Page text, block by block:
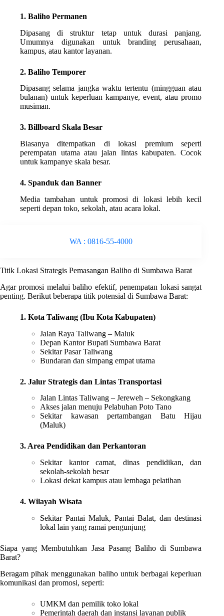
1. Baliho Permanen
Dipasang di struktur tetap untuk durasi panjang.
Umumnya digunakan untuk branding perusahaan,
kampus, atau kantor layanan.
2. Baliho Temporer
Dipasang selama jangka waktu tertentu (mingguan atau
bulanan) untuk keperluan kampanye, event, atau promo
musiman.
3. Billboard Skala Besar
Biasanya ditempatkan di lokasi premium seperti
perempatan utama atau jalan lintas kabupaten. Cocok
untuk kampanye skala besar.
4. Spanduk dan Banner
Media tambahan untuk promosi di lokasi lebih kecil
seperti depan toko, sekolah, atau acara lokal.
WA : 0816-55-4000
Titik Lokasi Strategis Pemasangan Baliho di Sumbawa Barat
Agar promosi melalui baliho efektif, penempatan lokasi sangat
penting. Berikut beberapa titik potensial di Sumbawa Barat:
1. Kota Taliwang (Ibu Kota Kabupaten)
Jalan Raya Taliwang – Maluk
Depan Kantor Bupati Sumbawa Barat
Sekitar Pasar Taliwang
Bundaran dan simpang empat utama
2. Jalur Strategis dan Lintas Transportasi
Jalan Lintas Taliwang – Jereweh – Sekongkang
Akses jalan menuju Pelabuhan Poto Tano
Sekitar kawasan pertambangan Batu Hijau
(Maluk)
3. Area Pendidikan dan Perkantoran
Sekitar kantor camat, dinas pendidikan, dan
sekolah-sekolah besar
Lokasi dekat kampus atau lembaga pelatihan
4. Wilayah Wisata
Sekitar Pantai Maluk, Pantai Balat, dan destinasi
lokal lain yang ramai pengunjung
Siapa yang Membutuhkan Jasa Pasang Baliho di Sumbawa
Barat?
Beragam pihak menggunakan baliho untuk berbagai keperluan
komunikasi dan promosi, seperti:
UMKM dan pemilik toko lokal
Pemerintah daerah dan instansi layanan publik